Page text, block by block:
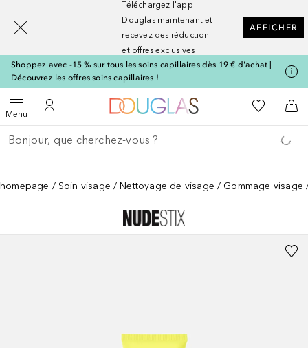
Téléchargez l'app
Douglas maintenant et
recevez des réduction
et offres exclusives
AFFICHER
Shoppez avec -15 % sur tous les soins capillaires dès 19 € d'achat |
Découvrez les offres soins capillaires !
MenuOuvrir le menuVers Mon Compte
Vers l'accueil Nocibé
Vers Ma
Retourner
Effectuer la recherche
homepage Soin visage Nettoyage de visage Gommage visage
[navigation.slideout.screenreader]